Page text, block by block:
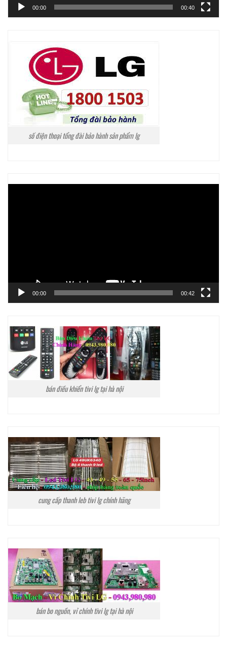
00:00 00:40
số điện thoại tổng đài bảo hành sản phẩm lg
00:00 00:42
bán điều khiển tivi lg tại hà nội
cung cấp thanh leb tivi lg chính hãng
bán bo nguồn, vỉ chính tivi lg tại hà nội